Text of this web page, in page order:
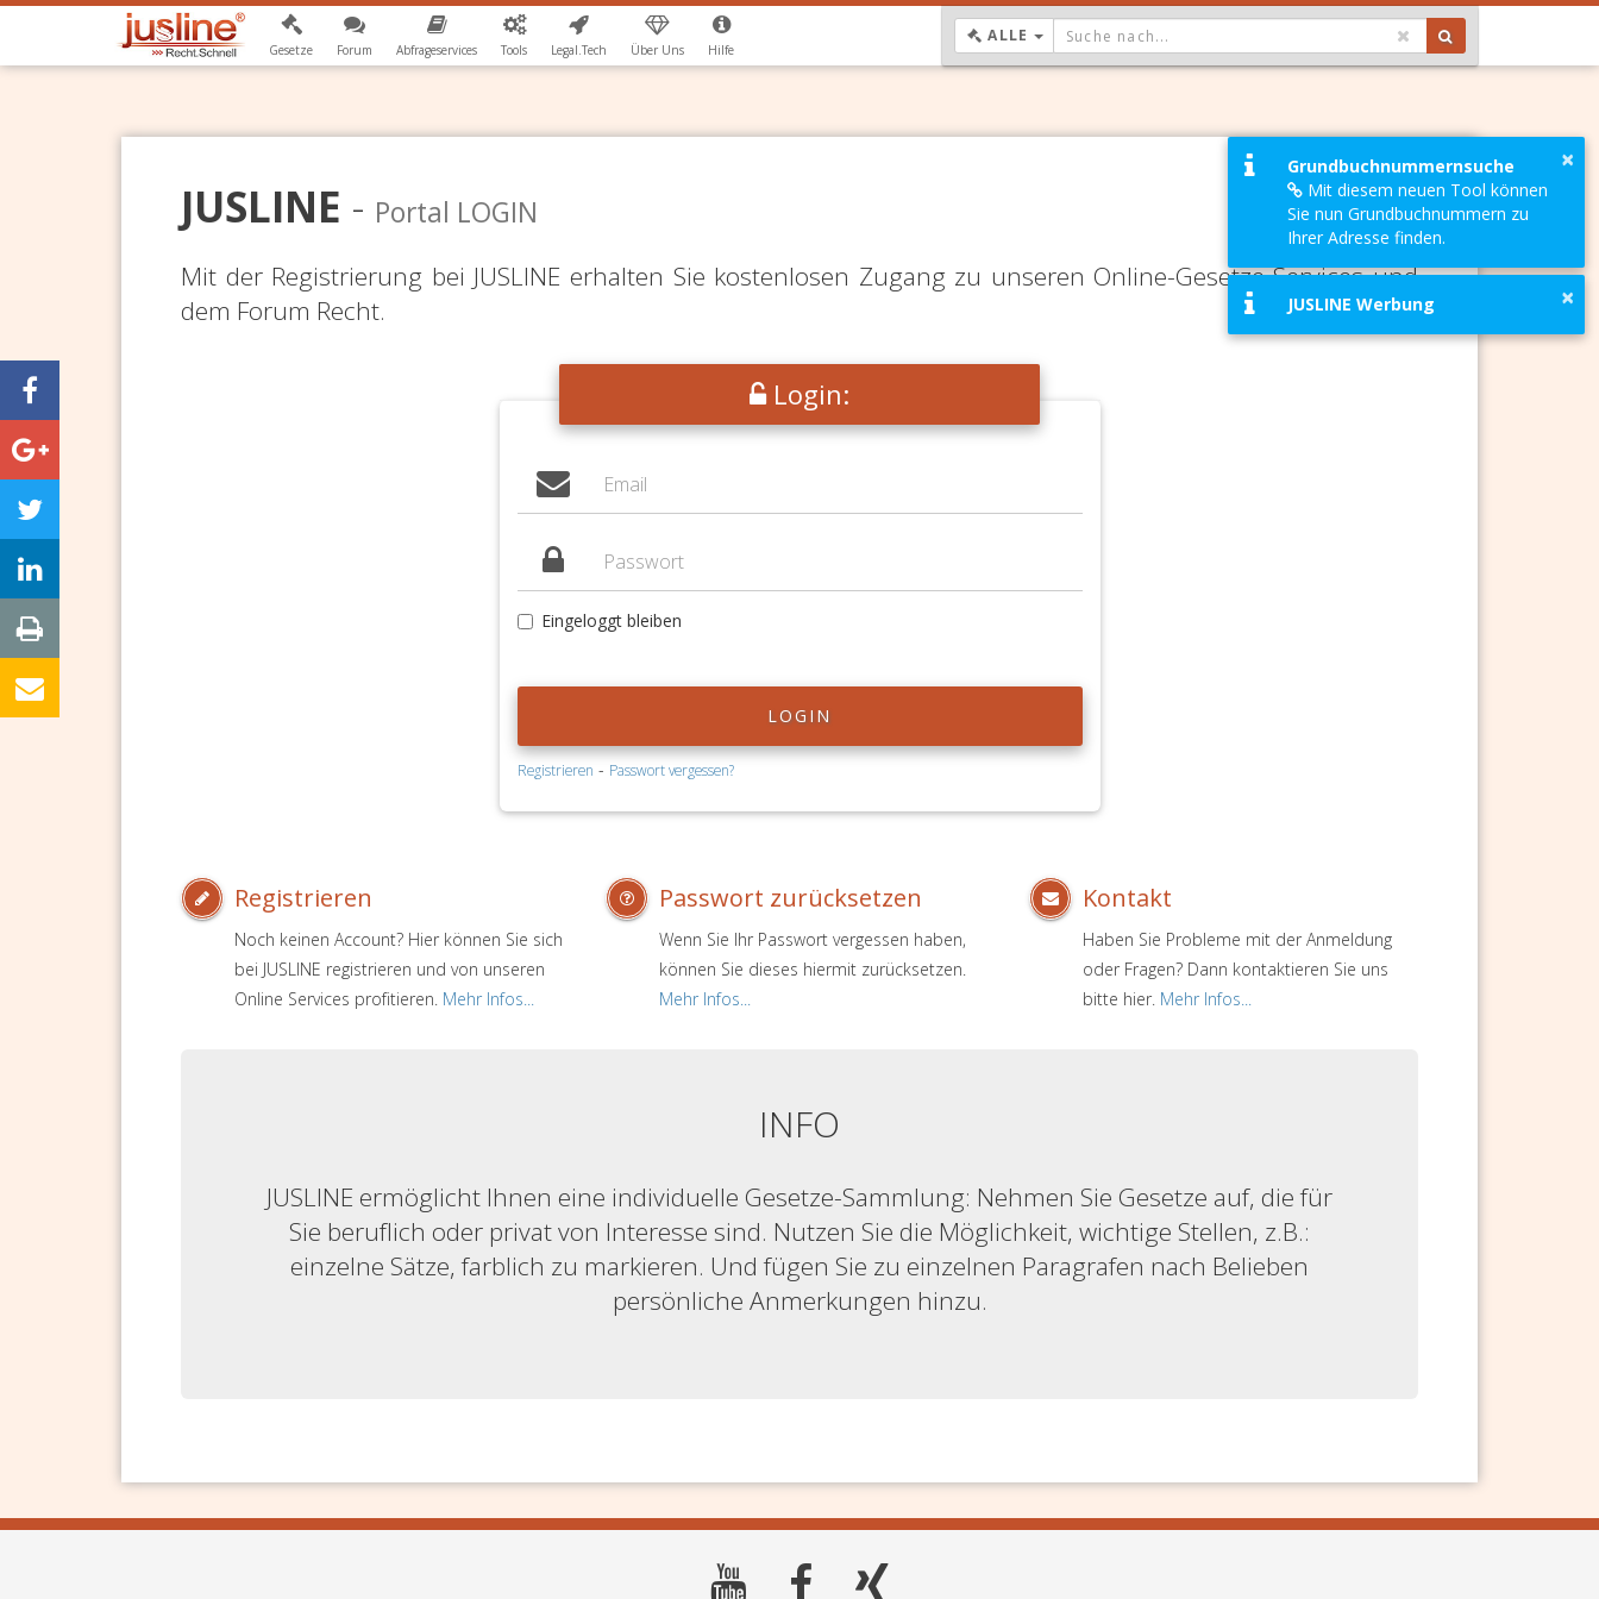
Gesetze Forum Abfrageservices Tools Legal.Tech Über Uns Hilfe
ALLE DROPDOWN: GEWÄHLTER WERT IST ALLE
JUSLINE - Portal LOGIN
Mit der Registrierung bei JUSLINE erhalten Sie kostenlosen Zugang zu unseren Online-Gesetze-Services und
dem Forum Recht.
Login:
Eingeloggt bleiben
LOGIN
Registrieren - Passwort vergessen?
Registrieren
Noch keinen Account? Hier können Sie sich
bei JUSLINE registrieren und von unseren
Online Services profitieren. Mehr Infos...
Passwort zurücksetzen
Wenn Sie Ihr Passwort vergessen haben,
können Sie dieses hiermit zurücksetzen.
Mehr Infos...
Kontakt
Haben Sie Probleme mit der Anmeldung
oder Fragen? Dann kontaktieren Sie uns
bitte hier. Mehr Infos...
INFO
JUSLINE ermöglicht Ihnen eine individuelle Gesetze-Sammlung: Nehmen Sie Gesetze auf, die für
Sie beruflich oder privat von Interesse sind. Nutzen Sie die Möglichkeit, wichtige Stellen, z.B.:
einzelne Sätze, farblich zu markieren. Und fügen Sie zu einzelnen Paragrafen nach Belieben
persönliche Anmerkungen hinzu.
×
Grundbuchnummernsuche
Mit diesem neuen Tool können
Sie nun Grundbuchnummern zu
Ihrer Adresse finden.
×
JUSLINE Werbung